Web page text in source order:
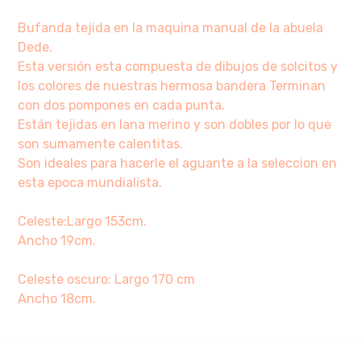
Bufanda tejida en la maquina manual de la abuela
Dede.
Esta versión esta compuesta de dibujos de solcitos y
los colores de nuestras hermosa bandera Terminan
con dos pompones en cada punta.
Están tejidas en lana merino y son dobles por lo que
son sumamente calentitas.
Son ideales para hacerle el aguante a la seleccion en
esta epoca mundialista.
Celeste:Largo 153cm.
Ancho 19cm.
Celeste oscuro: Largo 170 cm
Ancho 18cm.